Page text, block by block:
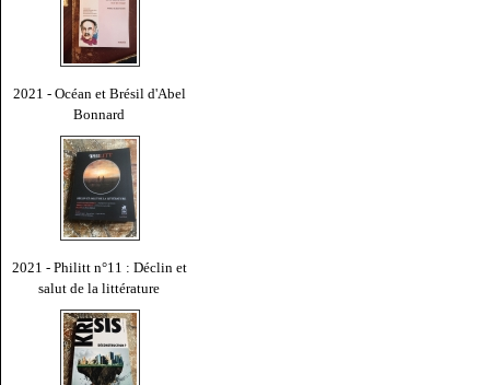
2021 - Océan et Brésil d'Abel
Bonnard
2021 - Philitt n°11 : Déclin et
salut de la littérature